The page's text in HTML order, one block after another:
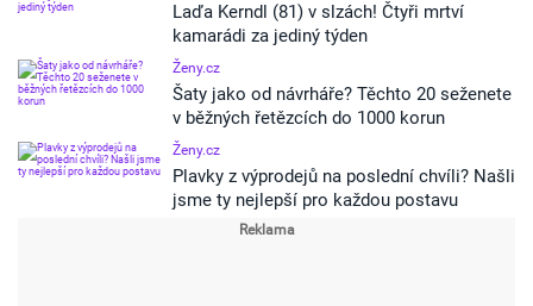
Laďa Kerndl (81) v slzách! Čtyři mrtví
kamarádi za jediný týden
Ženy.cz
Šaty jako od návrháře? Těchto 20 seženete
v běžných řetězcích do 1000 korun
Ženy.cz
Plavky z výprodejů na poslední chvíli? Našli
jsme ty nejlepší pro každou postavu